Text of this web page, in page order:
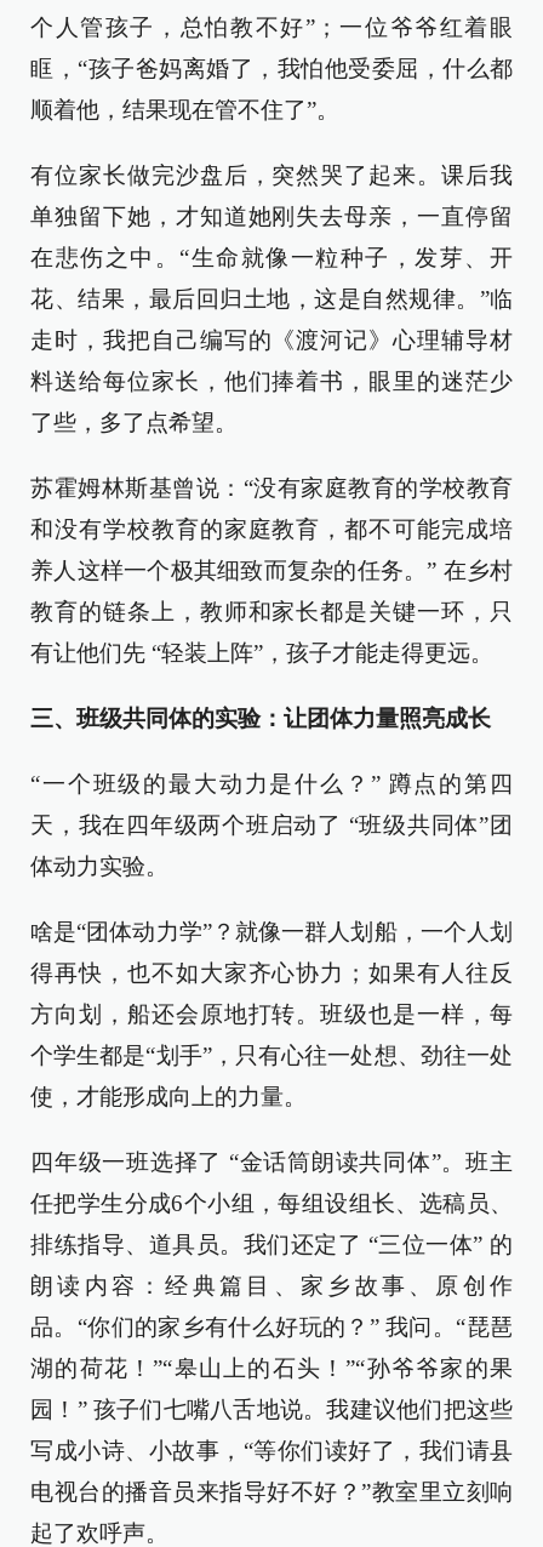
个人管孩子，总怕教不好”；一位爷爷红着眼
眶，“孩子爸妈离婚了，我怕他受委屈，什么都
顺着他，结果现在管不住了”。
有位家长做完沙盘后，突然哭了起来。课后我
单独留下她，才知道她刚失去母亲，一直停留
在悲伤之中。“生命就像一粒种子，发芽、开
花、结果，最后回归土地，这是自然规律。”临
走时，我把自己编写的《渡河记》心理辅导材
料送给每位家长，他们捧着书，眼里的迷茫少
了些，多了点希望。
苏霍姆林斯基曾说：“没有家庭教育的学校教育
和没有学校教育的家庭教育，都不可能完成培
养人这样一个极其细致而复杂的任务。” 在乡村
教育的链条上，教师和家长都是关键一环，只
有让他们先 “轻装上阵”，孩子才能走得更远。
三、班级共同体的实验：让团体力量照亮成长
“一个班级的最大动力是什么？” 蹲点的第四
天，我在四年级两个班启动了 “班级共同体”团
体动力实验。
啥是“团体动力学”？就像一群人划船，一个人划
得再快，也不如大家齐心协力；如果有人往反
方向划，船还会原地打转。班级也是一样，每
个学生都是“划手”，只有心往一处想、劲往一处
使，才能形成向上的力量。
四年级一班选择了 “金话筒朗读共同体”。班主
任把学生分成6个小组，每组设组长、选稿员、
排练指导、道具员。我们还定了 “三位一体” 的
朗读内容：经典篇目、家乡故事、原创作
品。“你们的家乡有什么好玩的？” 我问。“琵琶
湖的荷花！”“皋山上的石头！”“孙爷爷家的果
园！” 孩子们七嘴八舌地说。我建议他们把这些
写成小诗、小故事，“等你们读好了，我们请县
电视台的播音员来指导好不好？”教室里立刻响
起了欢呼声。